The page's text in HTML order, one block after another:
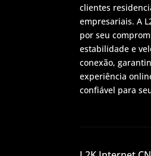
clientes
empresariais. A
por seu
estabilidade e
conexão,
experiência
confiável para